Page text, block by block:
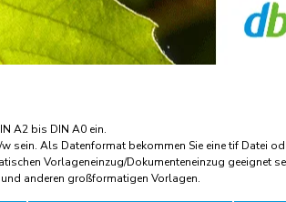
A2 bis DIN A0 ein.
sein. Als Datenformat bekommen Sie eine tif Datei
Vorlageneinzug/Dokumenteneinzug geeignet
anderen großformatigen Vorlagen.